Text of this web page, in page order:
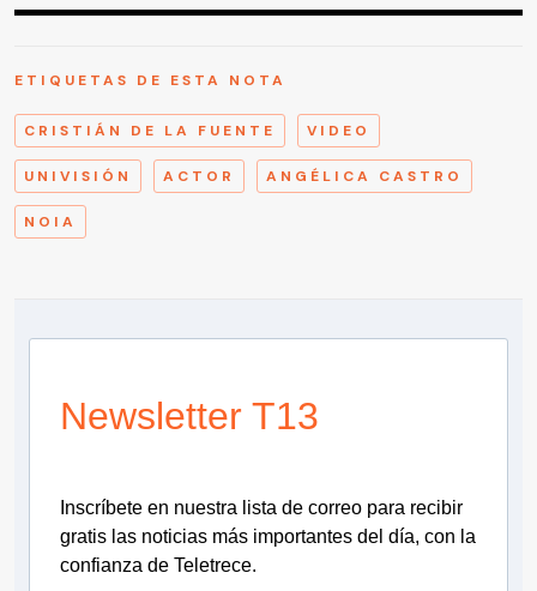
ETIQUETAS DE ESTA NOTA
CRISTIÁN DE LA FUENTE VIDEO
UNIVISIÓN ACTOR ANGÉLICA CASTRO
NOIA
Newsletter T13
Inscríbete en nuestra lista de correo para recibir
gratis las noticias más importantes del día, con la
confianza de Teletrece.